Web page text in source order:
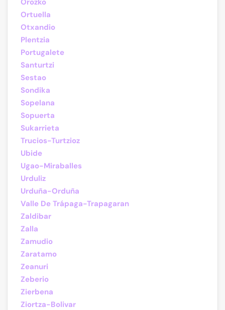
Orozko
Ortuella
Otxandio
Plentzia
Portugalete
Santurtzi
Sestao
Sondika
Sopelana
Sopuerta
Sukarrieta
Trucios-Turtzioz
Ubide
Ugao-Miraballes
Urduliz
Urduña-Orduña
Valle De Trápaga-Trapagaran
Zaldibar
Zalla
Zamudio
Zaratamo
Zeanuri
Zeberio
Zierbena
Ziortza-Bolivar